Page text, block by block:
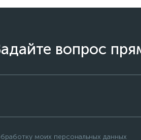
вопрос
моих персональных данных